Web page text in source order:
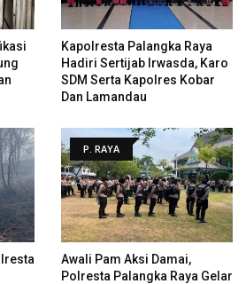
Kapolresta Palangka Raya
Hadiri Sertijab Irwasda, Karo
SDM Serta Kapolres Kobar
Dan Lamandau
P. RAYA
Awali Pam Aksi Damai,
Polresta Palangka Raya Gelar